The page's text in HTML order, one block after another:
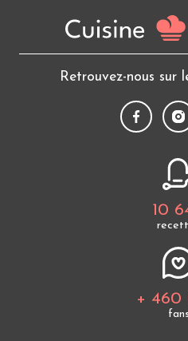
Retrouvez-nous sur
10
+ 460